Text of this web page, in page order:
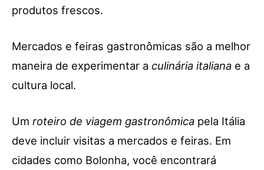
produtos frescos.
Mercados e feiras gastronômicas são a melhor
maneira de experimentar a culinária italiana e a
cultura local.
Um roteiro de viagem gastronômica pela Itália
deve incluir visitas a mercados e feiras. Em
cidades como Bolonha, você encontrará